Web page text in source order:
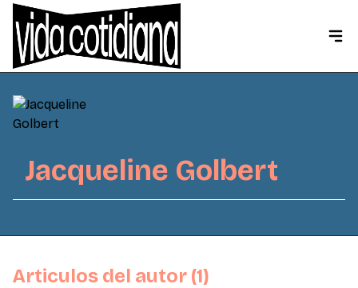
Jacqueline Golbert
Articulos del autor (1)